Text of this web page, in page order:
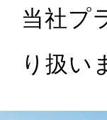
当社プ
り扱い